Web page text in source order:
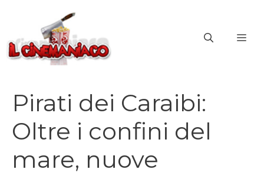
contenuto
Pirati dei Caraibi:
Oltre i confini del
mare, nuove